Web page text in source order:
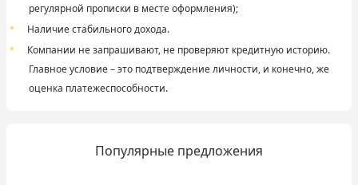
регулярной прописки в месте оформления);
Наличие стабильного дохода.
Компании не запрашивают, не проверяют кредитную историю.
Главное условие – это подтверждение личности, и конечно, же
оценка платежеспособности.
Популярные предложения